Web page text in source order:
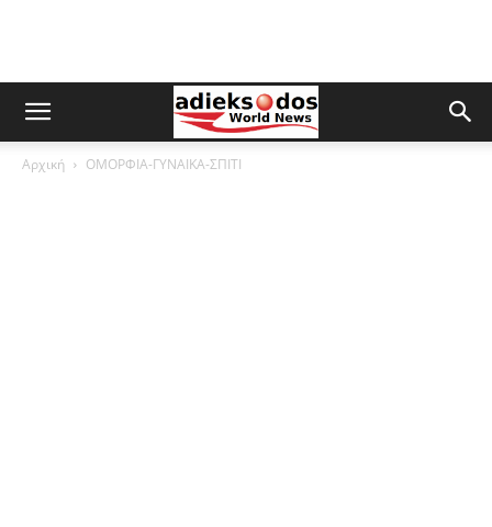
Αρχική ΟΜΟΡΦΙΑ-ΓΥΝΑΙΚΑ-ΣΠΙΤΙ